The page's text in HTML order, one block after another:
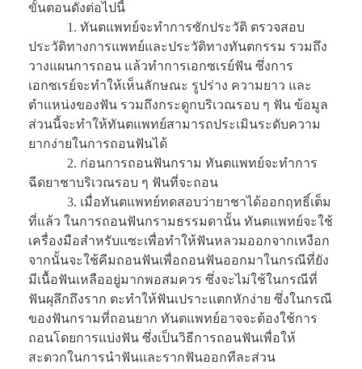
ขั้นตอนดังต่อไปนี้
1. ทันตแพทย์จะทำการซักประวัติ ตรวจสอบ
ประวัติทางการแพทย์และประวัติทางทันตกรรม รวมถึง
วางแผนการถอน แล้วทำการเอกซเรย์ฟัน ซึ่งการ
เอกซเรย์จะทำให้เห็นลักษณะ รูปร่าง ความยาว และ
ตำแหน่งของฟัน รวมถึงกระดูกบริเวณรอบ ๆ ฟัน ข้อมูล
ส่วนนี้จะทำให้ทันตแพทย์สามารถประเมินระดับความ
ยากง่ายในการถอนฟันได้
2. ก่อนการถอนฟันกราม ทันตแพทย์จะทำการ
ฉีดยาชาบริเวณรอบ ๆ ฟันที่จะถอน
3. เมื่อทันตแพทย์ทดสอบว่ายาชาได้ออกฤทธิ์เต็ม
ที่แล้ว ในการถอนฟันกรามธรรมดานั้น ทันตแพทย์จะใช้
เครื่องมือสำหรับแซะเพื่อทำให้ฟันหลวมออกจากเหงือก
จากนั้นจะใช้คีมถอนฟันเพื่อถอนฟันออกมาในกรณีที่ยัง
มีเนื้อฟันเหลืออยู่มากพอสมควร ซึ่งจะไม่ใช้ในกรณีที่
ฟันผุลึกถึงราก ตะทำให้ฟันเปราะแตกหักง่าย ซึ่งในกรณี
ของฟันกรามที่ถอนยาก ทันตแพทย์อาจจะต้องใช้การ
ถอนโดยการแบ่งฟัน ซึ่งเป็นวิธีการถอนฟันเพื่อให้
สะดวกในการนำฟันและรากฟันออกทีละส่วน